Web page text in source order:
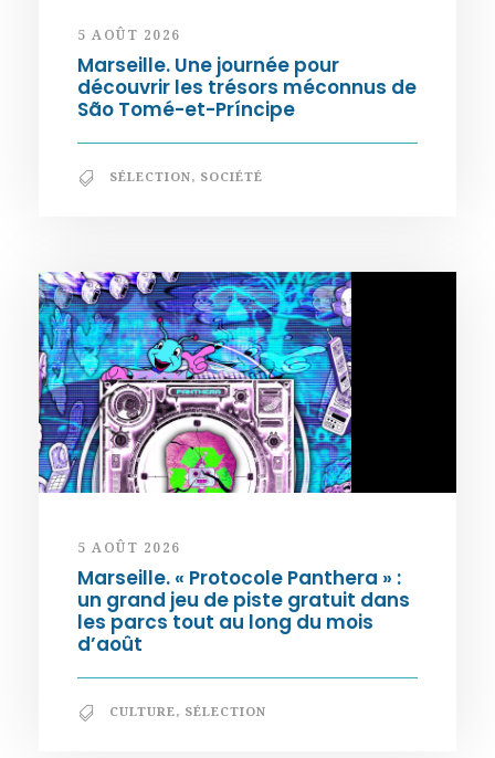
5 AOÛT 2026
Marseille. Une journée pour
découvrir les trésors méconnus de
São Tomé-et-Príncipe
SÉLECTION, SOCIÉTÉ
5 AOÛT 2026
Marseille. « Protocole Panthera » :
un grand jeu de piste gratuit dans
les parcs tout au long du mois
d’août
CULTURE, SÉLECTION